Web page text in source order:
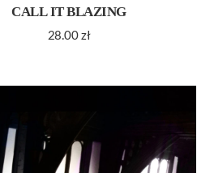
CALL IT BLAZING
28.00zł